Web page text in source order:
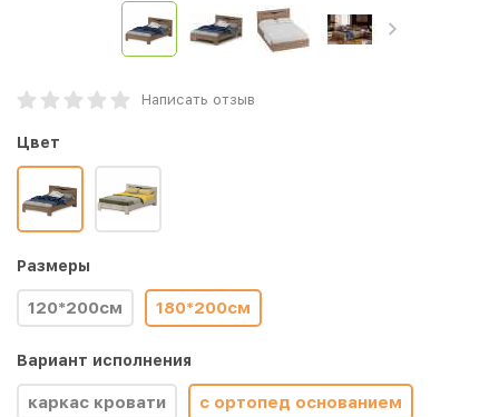
Написать отзыв
Цвет
Размеры
120*200см 180*200см
Вариант исполнения
каркас кровати с ортопед основанием